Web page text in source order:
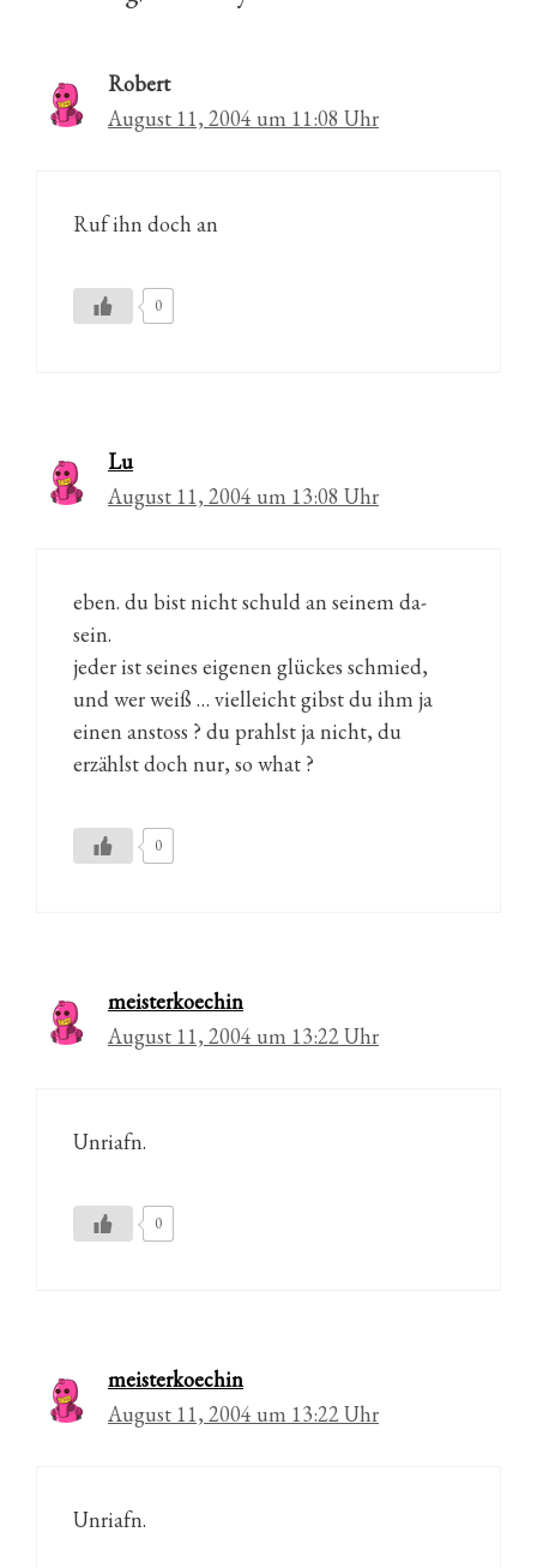
Robert
August 11, 2004 um 11:08 Uhr
Ruf ihn doch an
0
Lu
August 11, 2004 um 13:08 Uhr
eben. du bist nicht schuld an seinem da-
sein.
jeder ist seines eigenen glückes schmied,
und wer weiß … vielleicht gibst du ihm ja
einen anstoss ? du prahlst ja nicht, du
erzählst doch nur, so what ?
0
meisterkoechin
August 11, 2004 um 13:22 Uhr
Unriafn.
0
meisterkoechin
August 11, 2004 um 13:22 Uhr
Unriafn.